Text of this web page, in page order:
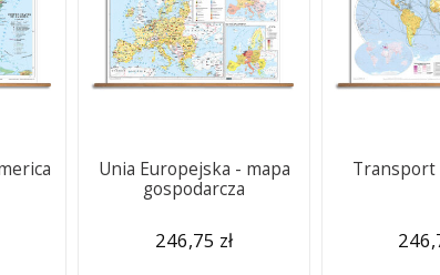
Unia Europejska - mapa
gospodarcza
246,75 zł
Transport